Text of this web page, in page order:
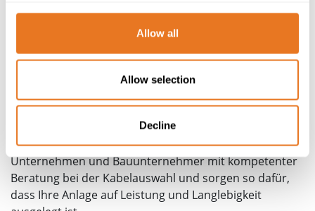
Allow all
Allow selection
Decline
Eine ungeeignete Kabelauswahl kann zur Folge haben:
Energieverluste und verminderter Wirkungsgrad
Risiken durch Überhitzung und Ausfall
Höhere Wartungs- und
Wir bei Eland Cables unterstützen Ingenieure, EPC-
Unternehmen und Bauunternehmer mit kompetenter
Beratung bei der Kabelauswahl und sorgen so dafür,
dass Ihre Anlage auf Leistung und Langlebigkeit